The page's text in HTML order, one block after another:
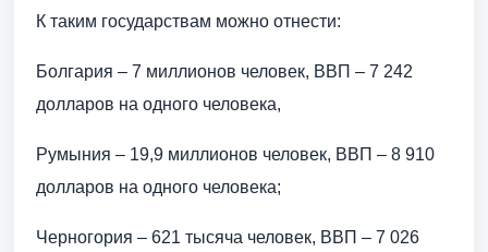
К таким государствам можно отнести:
Болгария – 7 миллионов человек, ВВП – 7 242
долларов на одного человека,
Румыния – 19,9 миллионов человек, ВВП – 8 910
долларов на одного человека;
Черногория – 621 тысяча человек, ВВП – 7 026